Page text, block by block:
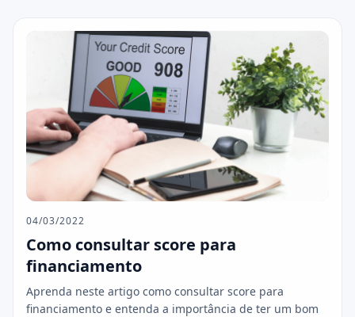
04/03/2022
Como consultar score para
financiamento
Aprenda neste artigo como consultar score para
financiamento e entenda a importância de ter um bom